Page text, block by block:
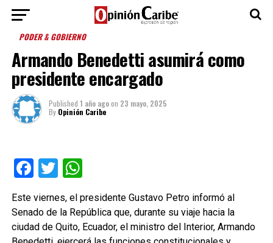
PODER & GOBIERNO
Armando Benedetti asumirá como
presidente encargado
Published 1 año agoon 23 mayo, 2025
By Opinión Caribe
Facebook
TwitterWhatsApp
Este viernes, el presidente Gustavo Petro informó al
Senado de la República que, durante su viaje hacia la
ciudad de Quito, Ecuador, el ministro del Interior, Armando